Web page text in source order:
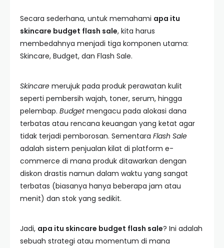
Secara sederhana, untuk memahami apa itu
skincare budget flash sale, kita harus
membedahnya menjadi tiga komponen utama:
Skincare, Budget, dan Flash Sale.
Skincare merujuk pada produk perawatan kulit
seperti pembersih wajah, toner, serum, hingga
pelembap. Budgetmengacu pada alokasi dana
terbatas atau rencana keuangan yang ketat agar
tidak terjadi pemborosan. Sementara Flash Sale
adalah sistem penjualan kilat di platform e-
commerce di mana produk ditawarkan dengan
diskon drastis namun dalam waktu yang sangat
terbatas (biasanya hanya beberapa jam atau
menit) dan stok yang sedikit.
Jadi, apa itu skincare budget flash sale? Ini adalah
sebuah strategi atau momentum di mana